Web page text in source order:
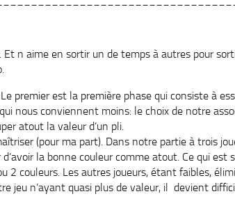
Et n aime en sortir un de temps à autres pour
premier est la première phase qui consiste à
nous conviennent moins: le choix de notre
atout la valeur d’un pli.
(pour ma part). Dans notre partie à trois
la bonne couleur comme atout. Ce qui est
2 couleurs. Les autres joueurs, étant faibles,
jeu n’ayant quasi plus de valeur, il devient